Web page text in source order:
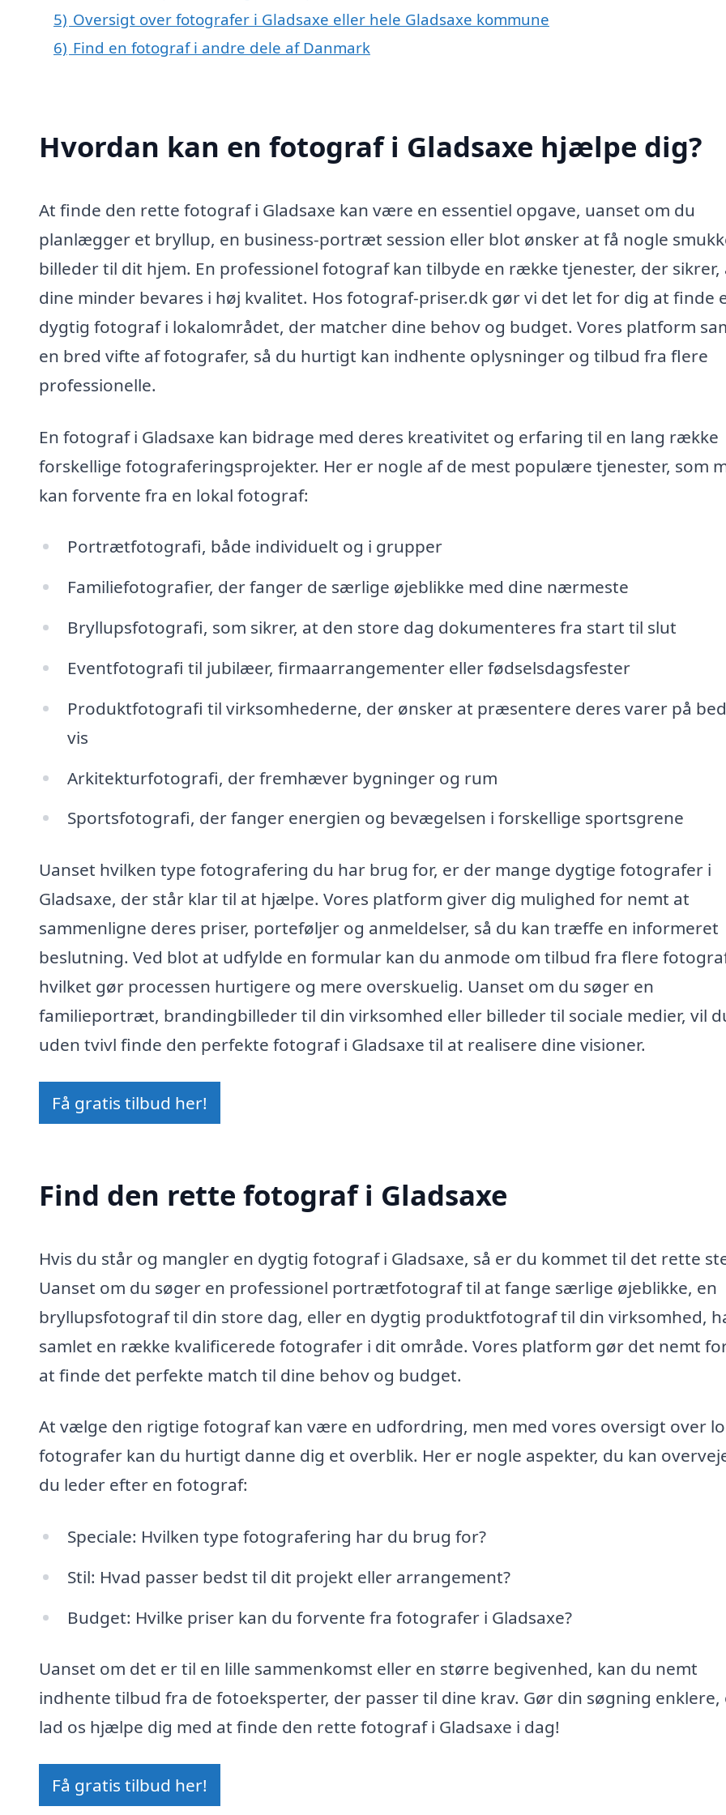
5) Oversigt over fotografer i Gladsaxe eller hele Gladsaxe kommune
6) Find en fotograf i andre dele af Danmark
Hvordan kan en fotograf i Gladsaxe hjælpe dig?
At finde den rette fotograf i Gladsaxe kan være en essentiel opgave, uanset om du
planlægger et bryllup, en business-portræt session eller blot ønsker at få nogle
billeder til dit hjem. En professionel fotograf kan tilbyde en række tjenester, der sikrer,
dine minder bevares i høj kvalitet. Hos fotograf-priser.dk gør vi det let for dig at finde
dygtig fotograf i lokalområdet, der matcher dine behov og budget. Vores platform
en bred vifte af fotografer, så du hurtigt kan indhente oplysninger og tilbud fra flere
professionelle.
En fotograf i Gladsaxe kan bidrage med deres kreativitet og erfaring til en lang række
forskellige fotograferingsprojekter. Her er nogle af de mest populære tjenester, som
kan forvente fra en lokal fotograf:
Portrætfotografi, både individuelt og i grupper
Familiefotografier, der fanger de særlige øjeblikke med dine nærmeste
Bryllupsfotografi, som sikrer, at den store dag dokumenteres fra start til slut
Eventfotografi til jubilæer, firmaarrangementer eller fødselsdagsfester
Produktfotografi til virksomhederne, der ønsker at præsentere deres varer på
vis
Arkitekturfotografi, der fremhæver bygninger og rum
Sportsfotografi, der fanger energien og bevægelsen i forskellige sportsgrene
Uanset hvilken type fotografering du har brug for, er der mange dygtige fotografer i
Gladsaxe, der står klar til at hjælpe. Vores platform giver dig mulighed for nemt at
sammenligne deres priser, porteføljer og anmeldelser, så du kan træffe en informeret
beslutning. Ved blot at udfylde en formular kan du anmode om tilbud fra flere
hvilket gør processen hurtigere og mere overskuelig. Uanset om du søger en
familieportræt, brandingbilleder til din virksomhed eller billeder til sociale medier, vil
uden tvivl finde den perfekte fotograf i Gladsaxe til at realisere dine visioner.
Få gratis tilbud her!
Find den rette fotograf i Gladsaxe
Hvis du står og mangler en dygtig fotograf i Gladsaxe, så er du kommet til det rette
Uanset om du søger en professionel portrætfotograf til at fange særlige øjeblikke, en
bryllupsfotograf til din store dag, eller en dygtig produktfotograf til din virksomhed,
samlet en række kvalificerede fotografer i dit område. Vores platform gør det nemt
at finde det perfekte match til dine behov og budget.
At vælge den rigtige fotograf kan være en udfordring, men med vores oversigt over
fotografer kan du hurtigt danne dig et overblik. Her er nogle aspekter, du kan
du leder efter en fotograf:
Speciale: Hvilken type fotografering har du brug for?
Stil: Hvad passer bedst til dit projekt eller arrangement?
Budget: Hvilke priser kan du forvente fra fotografer i Gladsaxe?
Uanset om det er til en lille sammenkomst eller en større begivenhed, kan du nemt
indhente tilbud fra de fotoeksperter, der passer til dine krav. Gør din søgning enklere,
lad os hjælpe dig med at finde den rette fotograf i Gladsaxe i dag!
Få gratis tilbud her!